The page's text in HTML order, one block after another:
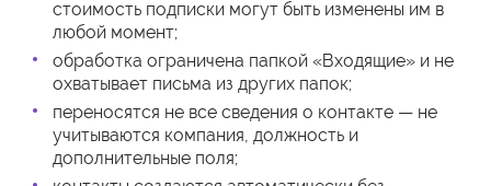
стоимость подписки могут быть изменены им в
любой момент;
обработка ограничена папкой «Входящие» и не
охватывает письма из других папок;
переносятся не все сведения о контакте — не
учитываются компания, должность и
дополнительные поля;